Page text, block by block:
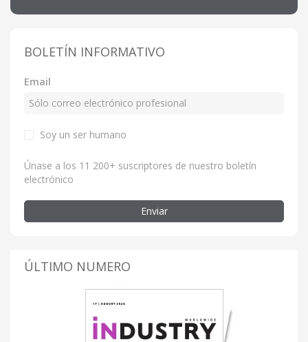
BOLETÍN INFORMATIVO
Email
Soy un ser humano
Únase a los 11 200+ suscriptores de nuestro boletín
electrónico
Enviar
ÚLTIMO NUMERO